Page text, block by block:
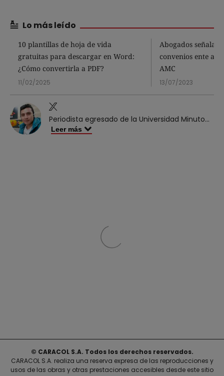
Lo más leído
10 plantillas de hoja de vida
gratuitas para descargar en Word:
¿Cómo convertirla a PDF?
11/02/2025
Abogados
convenios ente
AMC
13/07/2023
Periodista egresado de la Universidad Minuto...
Leer más
© CARACOL S.A. Todos los derechos reservados.
CARACOL S.A. realiza una reserva expresa de las reproducciones y
usos de las obras y otras prestaciones accesibles desde este sitio